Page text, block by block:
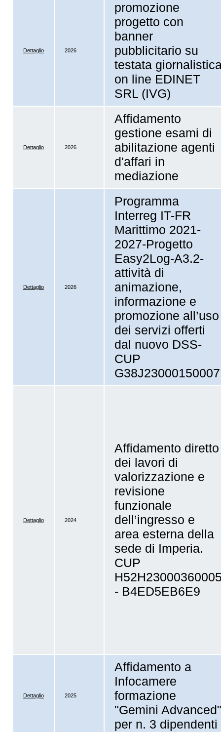
Dettaglio 2026
promozione
progetto con
banner
pubblicitario su
testata
on line EDINET
SRL (IVG)
Dettaglio 2026
Affidamento
gestione esami di
abilitazione agenti
d'affari in
mediazione
Dettaglio 2026
Programma
Interreg IT-FR
Marittimo 2021-
2027-Progetto
Easy2Log-A3.2-
attività di
animazione,
informazione e
promozione all’uso
dei servizi offerti
dal nuovo DSS-
CUP
G38J23000150007
Dettaglio 2024
Affidamento diretto
dei lavori di
valorizzazione e
revisione
funzionale
dell’ingresso e
area esterna della
sede di Imperia.
CUP
- B4ED5EB6E9
Dettaglio 2025
Affidamento a
Infocamere
formazione
"Gemini Advanced"
per n. 3 dipendenti